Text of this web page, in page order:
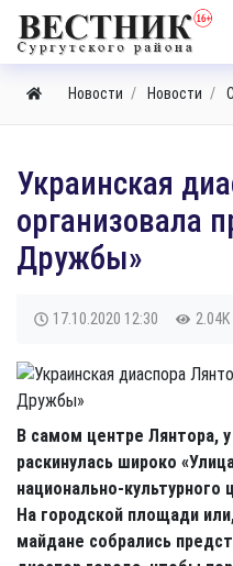
Новости Новости
Украинская
организовала
Дружбы»
17.10.2020 12:30 2.04K
В самом центре Лянтора,
раскинулась широко
национально-культурного
На городской площади
майдане собрались